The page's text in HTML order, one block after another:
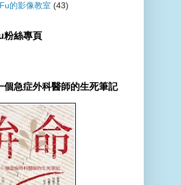
的影像教室 (43)
粉絲專頁
個急症外科醫師的生死筆記